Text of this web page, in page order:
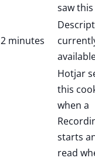
saw
2 minutes
Hotjar
this
when a
starts
read